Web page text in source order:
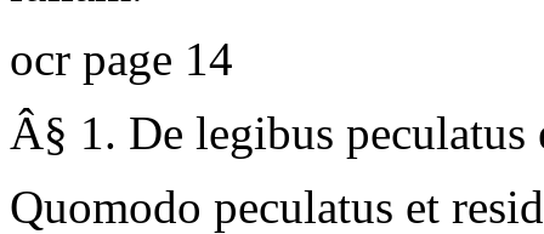
ocr page 14
Â§ 1. De legibus peculatus
Quomodo peculatus et